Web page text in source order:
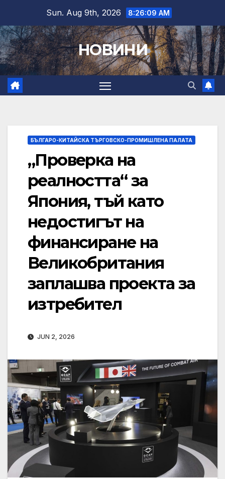
content
Sun. Aug 9th, 2026 8:26:10 AM
НОВИНИ
БЪЛГАРО-КИТАЙСКА ТЪРГОВСКО-ПРОМИШЛЕНА ПАЛАТА
„Проверка на
реалността“ за
Япония, тъй като
недостигът на
финансиране на
Великобритания
заплашва проекта за
изтребител
JUN 2, 2026